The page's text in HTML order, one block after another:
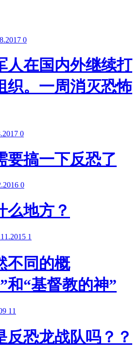
0
人在国内外继续打
织。一周消灭恐怖
0
要搞一下反恐了
0
么地方？
1
不同的概
和“基督教的神”
11
反恐龙战队吗？？